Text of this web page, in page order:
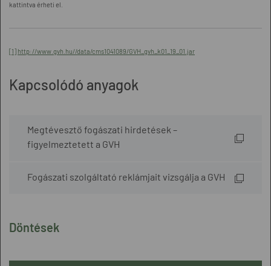
Döntések
kattintva érheti el.
[1] http://www.gvh.hu//data/cms1041089/GVH_gvh_k01_19_01.jar
Kapcsolódó anyagok
Megtévesztő fogászati hirdetések –
figyelmeztetett a GVH
Fogászati szolgáltató reklámjait vizsgálja a GVH